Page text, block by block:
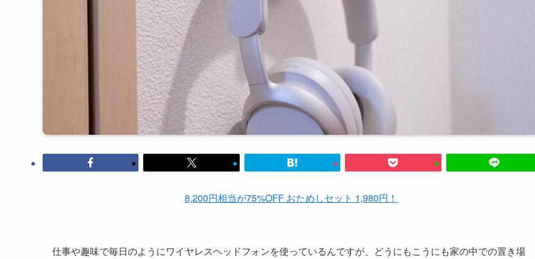
8,200円相当が75%OFF おためしセット 1,980円！
仕事や趣味で毎日のようにワイヤレスヘッドフォンを使っているんですが、どうにもこうにも家の中での置き場